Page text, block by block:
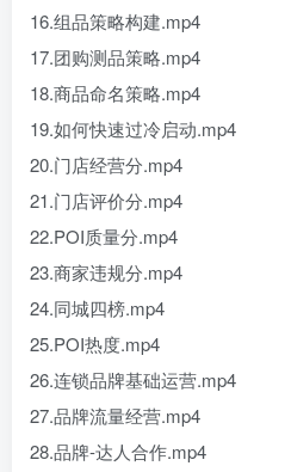
16.组品策略构建.mp4
17.团购测品策略.mp4
18.商品命名策略.mp4
19.如何快速过冷启动.mp4
20.门店经营分.mp4
21.门店评价分.mp4
22.POI质量分.mp4
23.商家违规分.mp4
24.同城四榜.mp4
25.POI热度.mp4
26.连锁品牌基础运营.mp4
27.品牌流量经营.mp4
28.品牌-达人合作.mp4